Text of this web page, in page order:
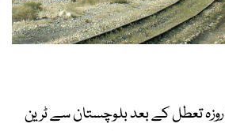
پاکستان ریلوے نے 3 روزہ تعطل کے بعد بلوچستان سے ٹرین